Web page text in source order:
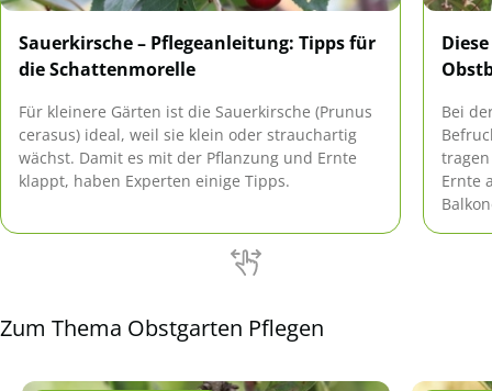
Sauerkirsche – Pflegeanleitung: Tipps für
die Schattenmorelle
Für kleinere Gärten ist die Sauerkirsche (Prunus
cerasus) ideal, weil sie klein oder strauchartig
wächst. Damit es mit der Pflanzung und Ernte
klappt, haben Experten einige Tipps.
Bei
Ernte
Zum Thema Obstgarten Pflegen